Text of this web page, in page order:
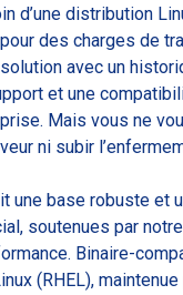
d’une distribution
des charges de
avec un
et une
Mais vous ne
ni subir
une base robuste et
soutenues par
Binaire-
(RHEL),